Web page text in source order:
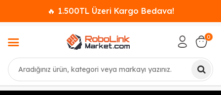
🔥 1.500TL Üzeri Kargo Bedava!
Ara
0